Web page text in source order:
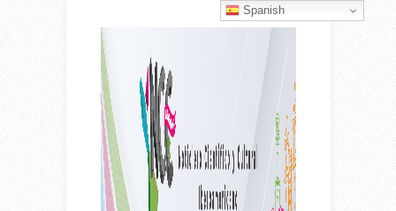
Spanish